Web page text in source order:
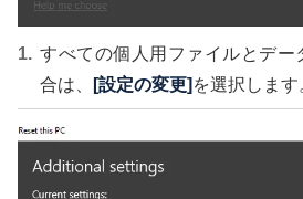
すべての個人用ファイルとデー
合は、
[設定の変更] を選択します